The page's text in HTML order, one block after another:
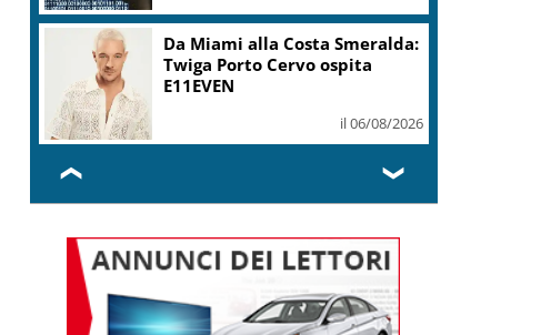
il 06/08/2026
Sogin: in 2025 utile balza oltre
2,5 mln, decommissioning al
il 06/08/2026